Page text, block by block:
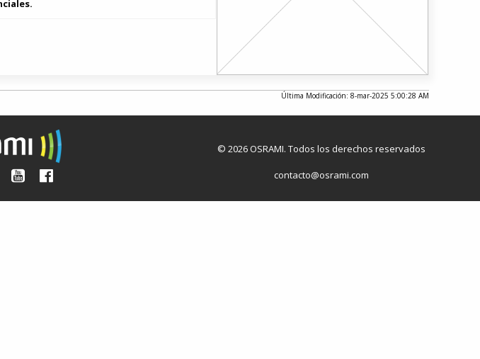
Última Modificación: 8-mar-2025 5:00:28 AM
© 2026 OSRAMI. Todos los derechos reservados
contacto@osrami.com